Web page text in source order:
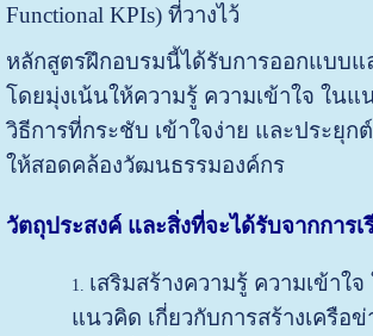
Functional KPIs) ที่วางไว้
หลักสูตรฝึกอบรมนี้ได้รับการออกแบบ
โดยมุ่งเน้นให้ความรู้ ความเข้าใจ ใน
วิธีการที่กระชับ เข้าใจง่าย และประยุก
ให้สอดคล้องวัฒนธรรมองค์กร
วัตถุประสงค์ และสิ่งที่จะได้รับจากการเ
เสริมสร้างความรู้ ความเข้าใ
แนวคิด เกี่ยวกับการสร้างเครือ